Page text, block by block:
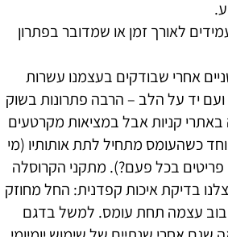
לאורך זמן או שמדובר בפתרון
אחרי שבודקים בעצמנו עשרות
יד על הלב – הרבה פתרונות בשוק
באתרי קניות אבל במציאות מקרטעים
כשהעומס מתחיל לתת אותותיו (מי
בכל פעם?). מתקני הקרוסלה
בדיקת איכות קפדנית: החל מחוזק
עצמה תחת עומס. למשל בדגם